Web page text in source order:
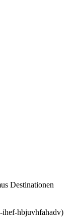
Destinationen
ihef-hbjuvhfahadv)